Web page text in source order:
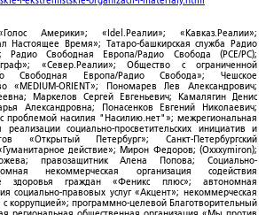
Америки»; «Idel.Реалии»; «Кавказ.Реалии»;
Настоящее Время»; Татаро-башкирская служба Радио
Радио Свободная Европа/Радио Свобода (PCE/PC);
«Север.Реалии»; Общество с ограниченной
Свободная Европа/Радио Свобода»; Чешское
«MEDIUM-ORIENT»; Пономарев Лев Александрович;
Маркелов Сергей Евгеньевич; Камалягин Денис
Александровна; Понасенков Евгений Николаевич;
проблемой насилия "Насилию.нет"»; межрегиональная
реализации социально-просветительских инициатив и
«Открытый Петербург»; Санкт-Петербургский
действие»; Мирон Федоров; (Oxxxymiron);
правозащитник Алена Попова; Социально-
некоммерческая организация содействия
здоровья граждан «Феникс плюс»; автономная
социально-правовых услуг «Акцент»; некоммерческая
коррупцией»; программно-целевой Благотворительный